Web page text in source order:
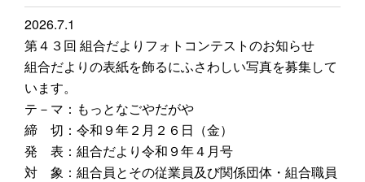
2026.7.1
第４３回 組合だよりフォトコンテストのお知らせ
組合だよりの表紙を飾るにふさわしい写真を募集して
います。
テ－マ：もっとなごやだがや
締 切：令和９年２月２６日（金）
発 表：組合だより令和９年４月号
対 象：組合員とその従業員及び関係団体・組合職員